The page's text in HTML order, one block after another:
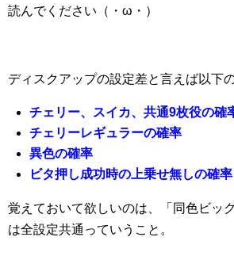
読んでください（・ω・）
ディスクアップの設定差と言えば以下
チェリー、スイカ、共通9枚役の確
チェリーレギュラーの確率
異色の確率
ビタ押し成功時の上乗せ無しの確率
覚えておいて欲しいのは、「同色ビッ
は全設定共通っていうこと。